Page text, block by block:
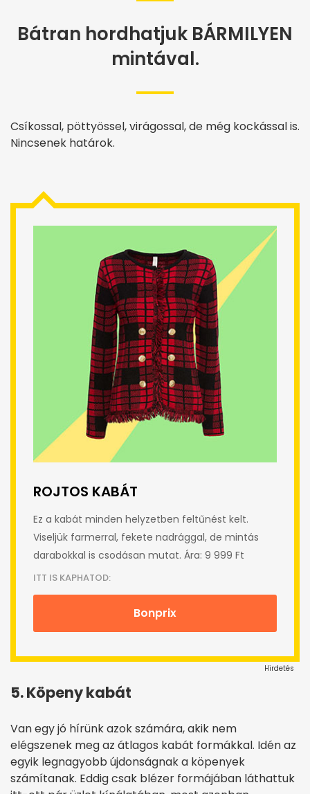
Bátran hordhatjuk BÁRMILYEN
mintával.
Csíkossal, pöttyössel, virágossal, de még kockással is.
Nincsenek határok.
ROJTOS KABÁT
Ez a kabát minden helyzetben feltűnést kelt.
Viseljük farmerral, fekete nadrággal, de mintás
darabokkal is csodásan mutat. Ára: 9 999 Ft
ITT IS KAPHATOD:
Bonprix
Hirdetés
5. Köpeny kabát
Van egy jó hírünk azok számára, akik nem
elégszenek meg az átlagos kabát formákkal. Idén az
egyik legnagyobb újdonságnak a köpenyek
számítanak. Eddig csak blézer formájában láthattuk